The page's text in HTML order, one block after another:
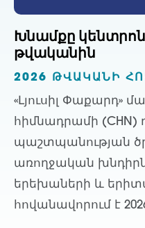
Խնամքը
թվականին
2026 ԹՎԱԿԱՆԻ
«Լյուսիլ Փաքարդ»
հիմնադրամի (CHN)
պաշտպանության
առողջական
երեխաների և
հովանավորում է